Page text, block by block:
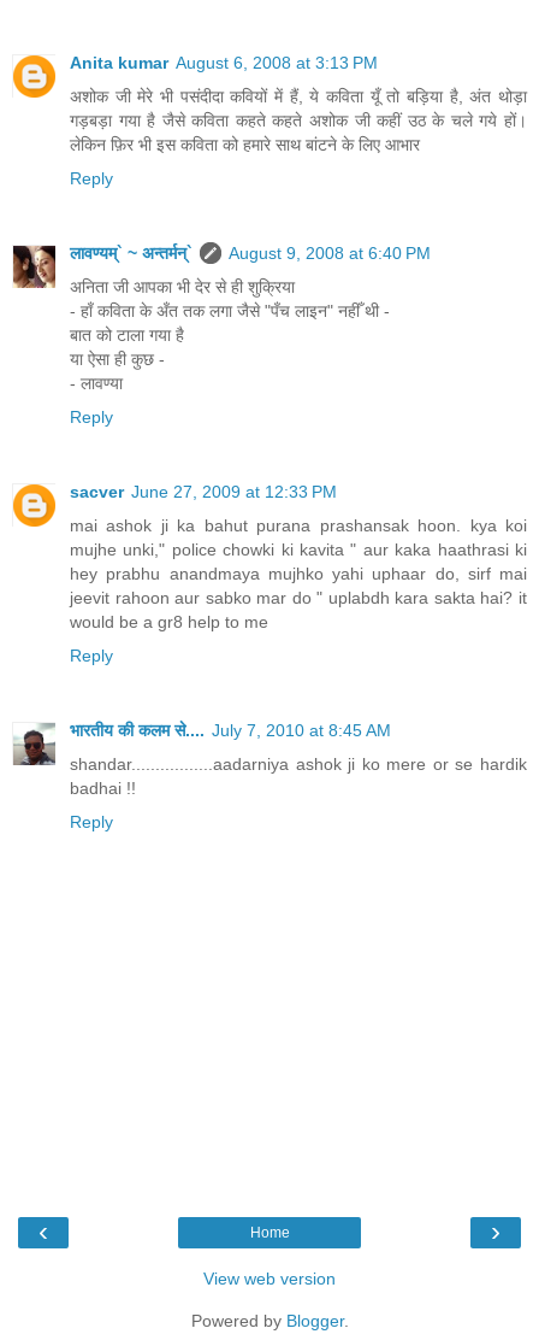
Anita kumar August 6, 2008 at 3:13 PM
अशोक जी मेरे भी पसंदीदा कवियों में हैं, ये कविता यूँ तो बड़िया है, अंत थोड़ा
गड़बड़ा गया है जैसे कविता कहते कहते अशोक जी कहीं उठ के चले गये हों।
लेकिन फ़िर भी इस कविता को हमारे साथ बांटने के लिए आभार
Reply
लावण्यम्` ~ अन्तर्मन्`
August 9, 2008 at 6:40 PM
अनिता जी आपका भी देर से ही शुक्रिया
- हाँ कविता के अँत तक लगा जैसे "पँच लाइन" नहीँ थी -
बात को टाला गया है
या ऐसा ही कुछ -
- लावण्या
Reply
sacver June 27, 2009 at 12:33 PM
mai ashok ji ka bahut purana prashansak hoon. kya koi
mujhe unki," police chowki ki kavita " aur kaka haathrasi ki
hey prabhu anandmaya mujhko yahi uphaar do, sirf mai
jeevit rahoon aur sabko mar do " uplabdh kara sakta hai? it
would be a gr8 help to me
Reply
भारतीय की कलम से.... July 7, 2010 at 8:45 AM
shandar.................aadarniya ashok ji ko mere or se hardik
badhai !!
Reply
‹ ›
Home
View web version
Powered by Blogger.